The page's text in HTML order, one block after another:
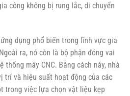
công không bị rung lắc, di chuyển
dụng phổ biến trong lĩnh vực gia
ra, nó còn là bộ phận đóng vai
thống máy CNC. Bằng cách này, nhà
trí và hiệu suất hoạt động của các
trong việc lựa chọn vật liệu kẹp